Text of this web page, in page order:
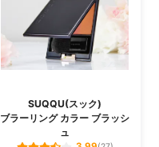
SUQQU(スック)
ブラーリング カラー ブラッシ
ュ